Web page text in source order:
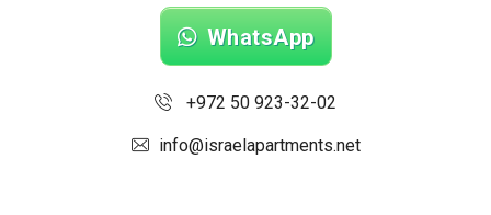
WhatsApp
+972 50 923-32-02
info@israelapartments.net